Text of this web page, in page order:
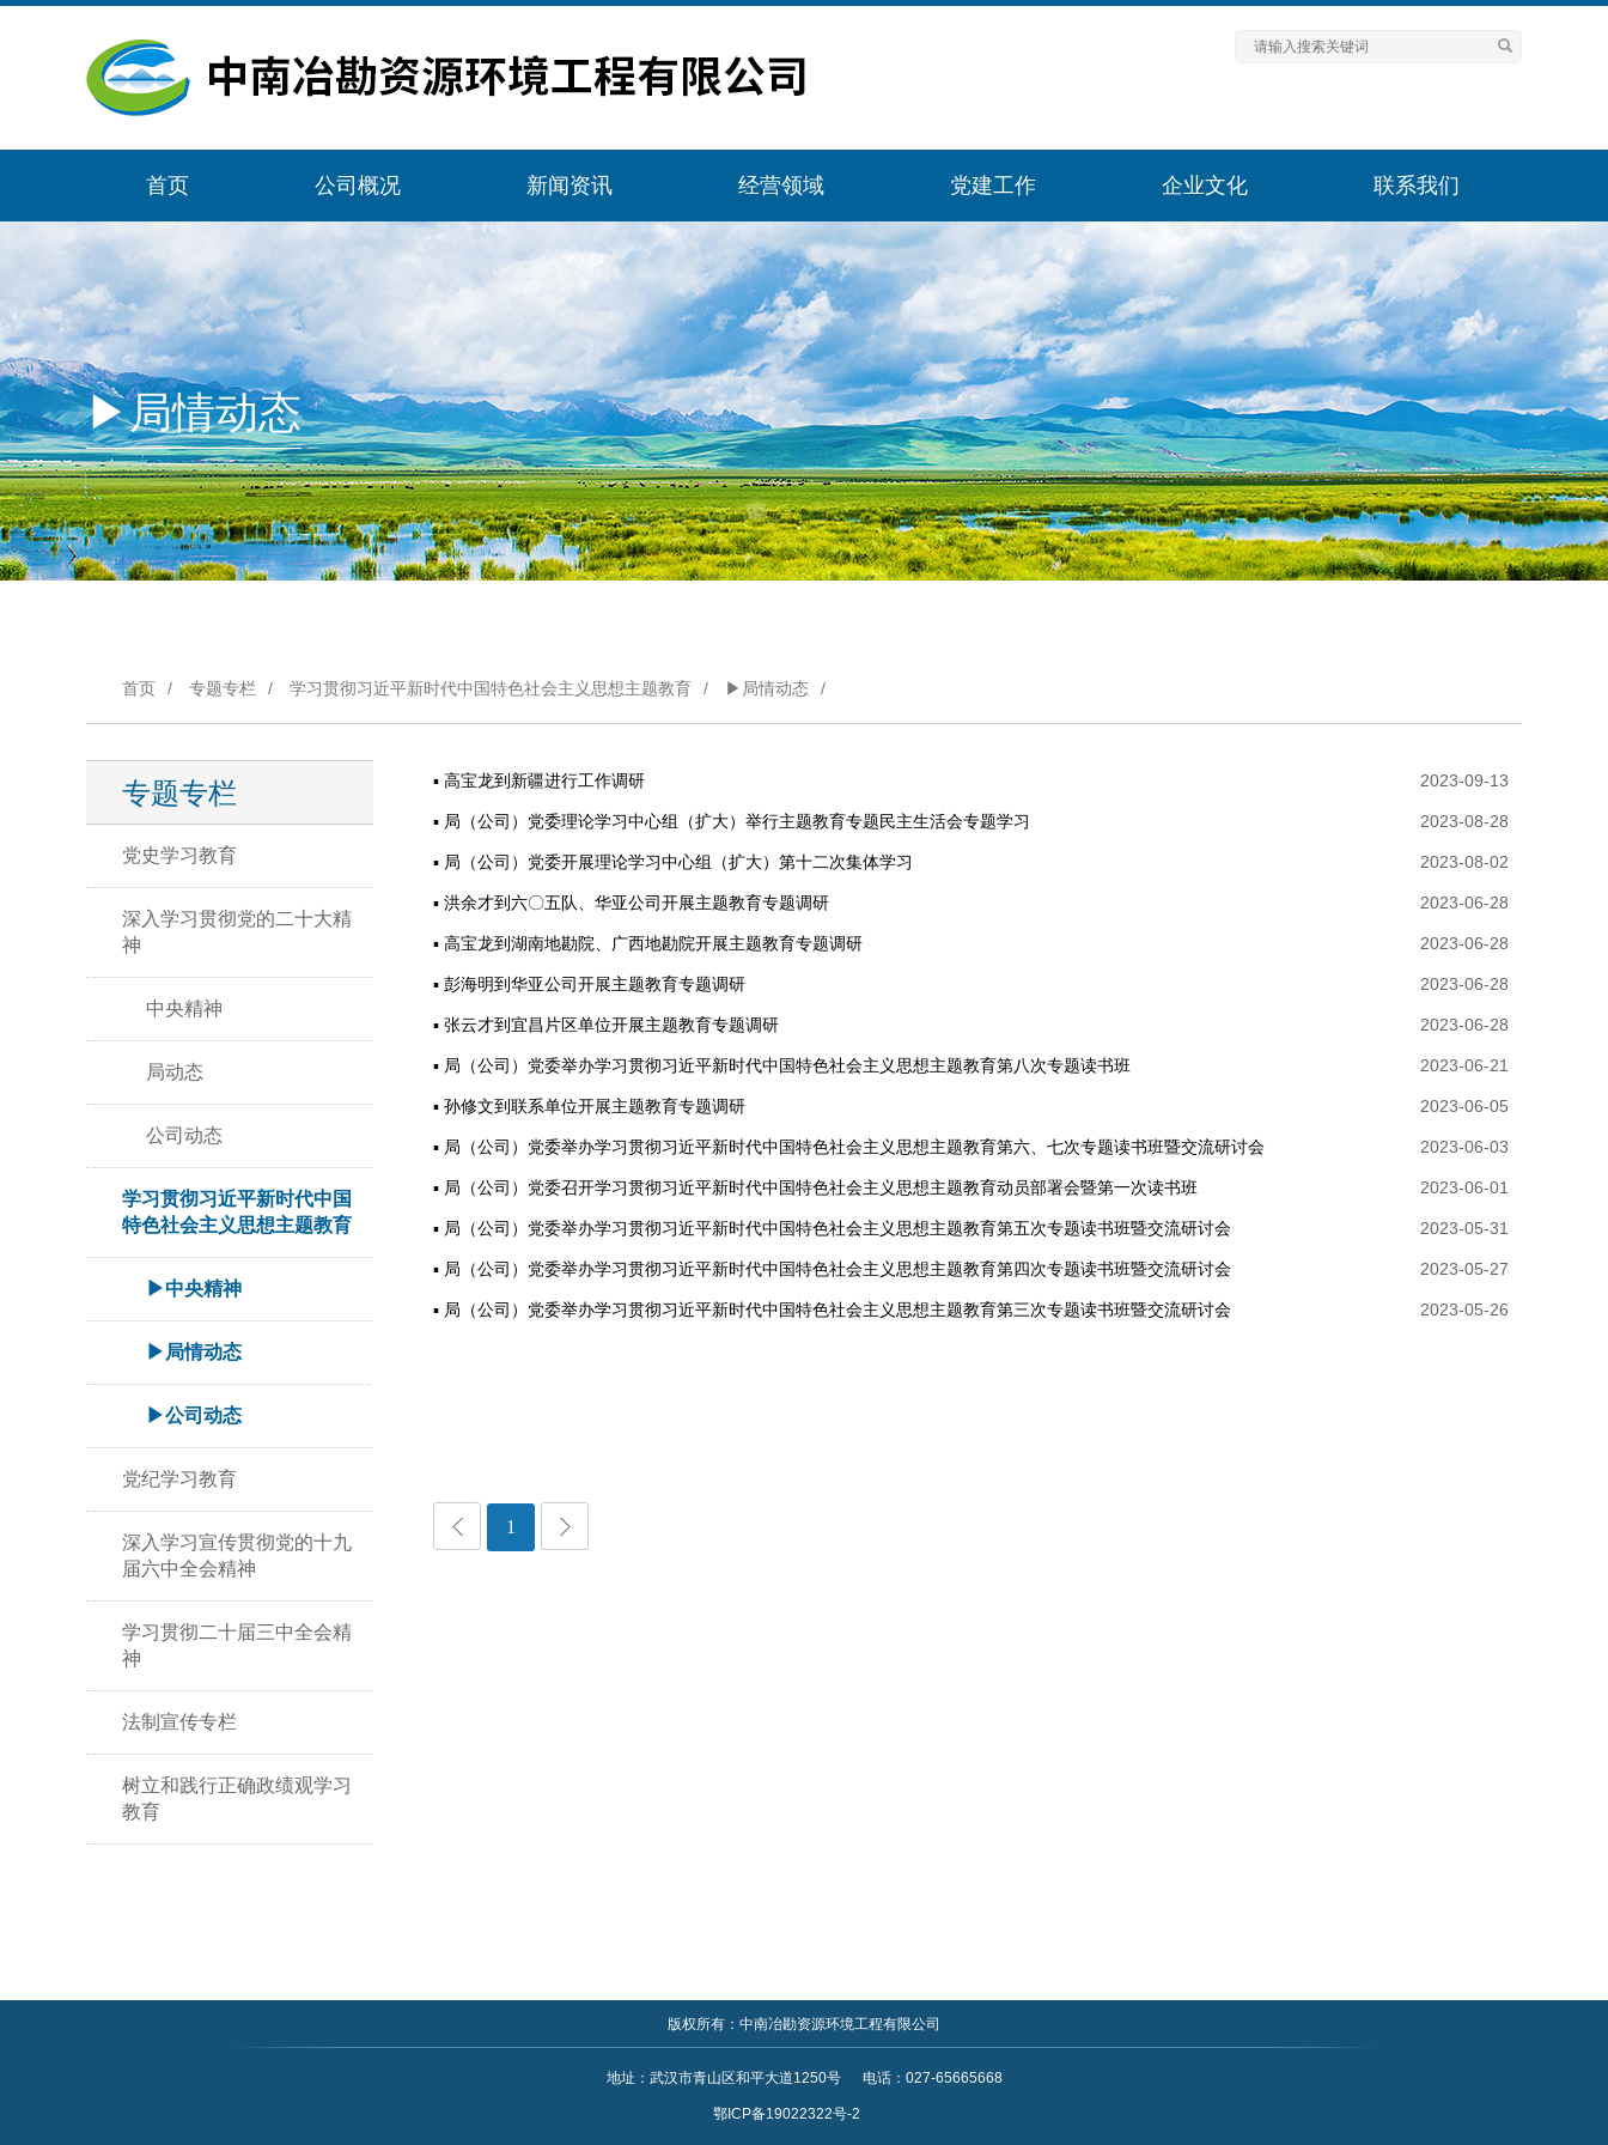
首页 公司概况 新闻资讯 经营领域 党建工作 企业文化 联系我们
▶局情动态
首页 / 专题专栏 / 学习贯彻习近平新时代中国特色社会主义思想主题教育 / ▶局情动态 /
专题专栏
党史学习教育
深入学习贯彻党的二十大精
神
中央精神
局动态
公司动态
学习贯彻习近平新时代中国
特色社会主义思想主题教育
▶中央精神
▶局情动态
▶公司动态
党纪学习教育
深入学习宣传贯彻党的十九
届六中全会精神
学习贯彻二十届三中全会精
神
法制宣传专栏
树立和践行正确政绩观学习
教育
高宝龙到新疆进行工作调研 2023-09-13
局（公司）党委理论学习中心组（扩大）举行主题教育专题民主生活会专题学习 2023-08-28
局（公司）党委开展理论学习中心组（扩大）第十二次集体学习 2023-08-02
洪余才到六〇五队、华亚公司开展主题教育专题调研 2023-06-28
高宝龙到湖南地勘院、广西地勘院开展主题教育专题调研 2023-06-28
彭海明到华亚公司开展主题教育专题调研 2023-06-28
张云才到宜昌片区单位开展主题教育专题调研 2023-06-28
局（公司）党委举办学习贯彻习近平新时代中国特色社会主义思想主题教育第八次专题读书班 2023-06-21
孙修文到联系单位开展主题教育专题调研 2023-06-05
局（公司）党委举办学习贯彻习近平新时代中国特色社会主义思想主题教育第六、七次专题读书班暨交流研讨会 2023-06-03
局（公司）党委召开学习贯彻习近平新时代中国特色社会主义思想主题教育动员部署会暨第一次读书班 2023-06-01
局（公司）党委举办学习贯彻习近平新时代中国特色社会主义思想主题教育第五次专题读书班暨交流研讨会 2023-05-31
局（公司）党委举办学习贯彻习近平新时代中国特色社会主义思想主题教育第四次专题读书班暨交流研讨会 2023-05-27
局（公司）党委举办学习贯彻习近平新时代中国特色社会主义思想主题教育第三次专题读书班暨交流研讨会 2023-05-26
1
版权所有：中南冶勘资源环境工程有限公司
地址：武汉市青山区和平大道1250号 电话：027-65665668
鄂ICP备19022322号-2